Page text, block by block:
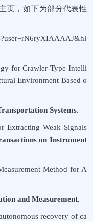
页，如下为部分代表性
for Crawler-Type Intelli
Environment Based o
Systems.
Extracting Weak Signals
on Instrument
Method for A
and Measurement.
recovery of ca